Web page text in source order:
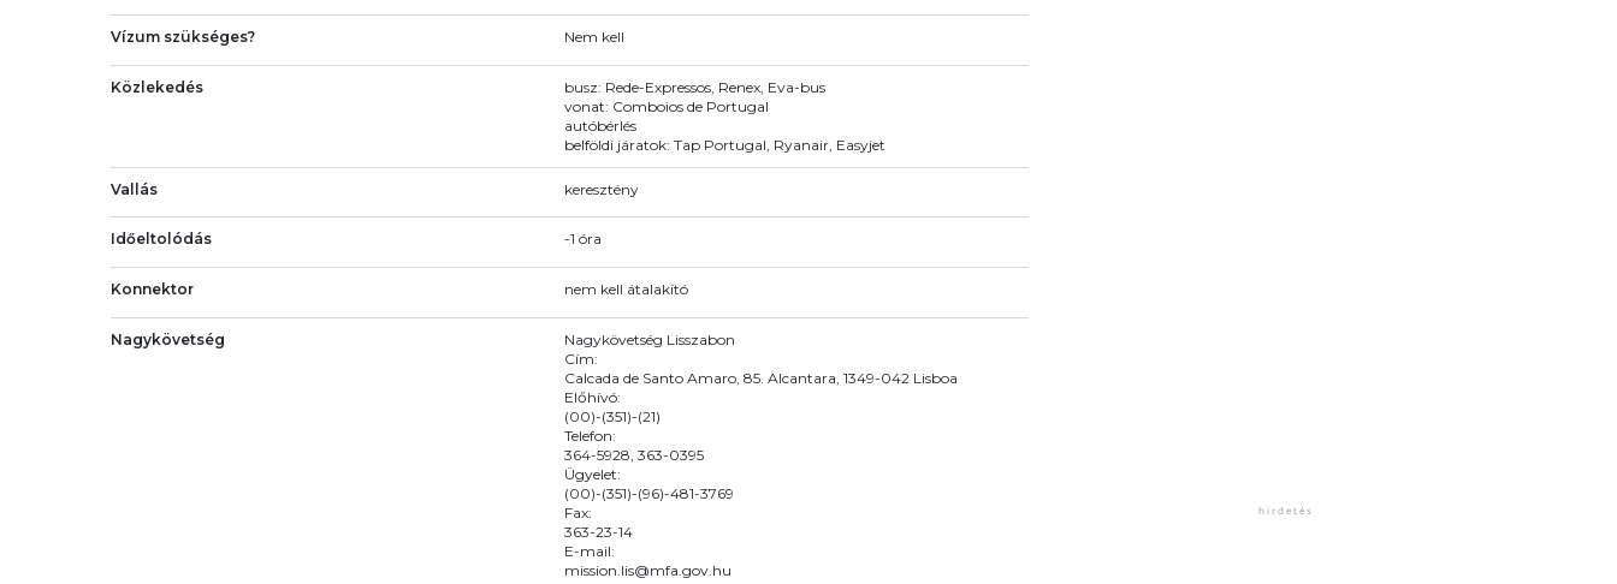
Vízum szükséges? Nem kell
Közlekedés
busz: Rede-Expressos, Renex, Eva-bus
vonat: Comboios de Portugal
autóbérlés
belföldi járatok: Tap Portugal, Ryanair, Easyjet
Vallás keresztény
Időeltolódás -1 óra
Konnektor nem kell átalakító
Nagykövetség
Nagykövetség Lisszabon
Cím:
Calcada de Santo Amaro, 85. Alcantara, 1349-042 Lisboa
Előhívó:
(00)-(351)-(21)
Telefon:
364-5928, 363-0395
Ügyelet:
(00)-(351)-(96)-481-3769
Fax:
363-23-14
E-mail:
mission.lis@mfa.gov.hu